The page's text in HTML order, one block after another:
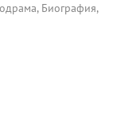
Биография,